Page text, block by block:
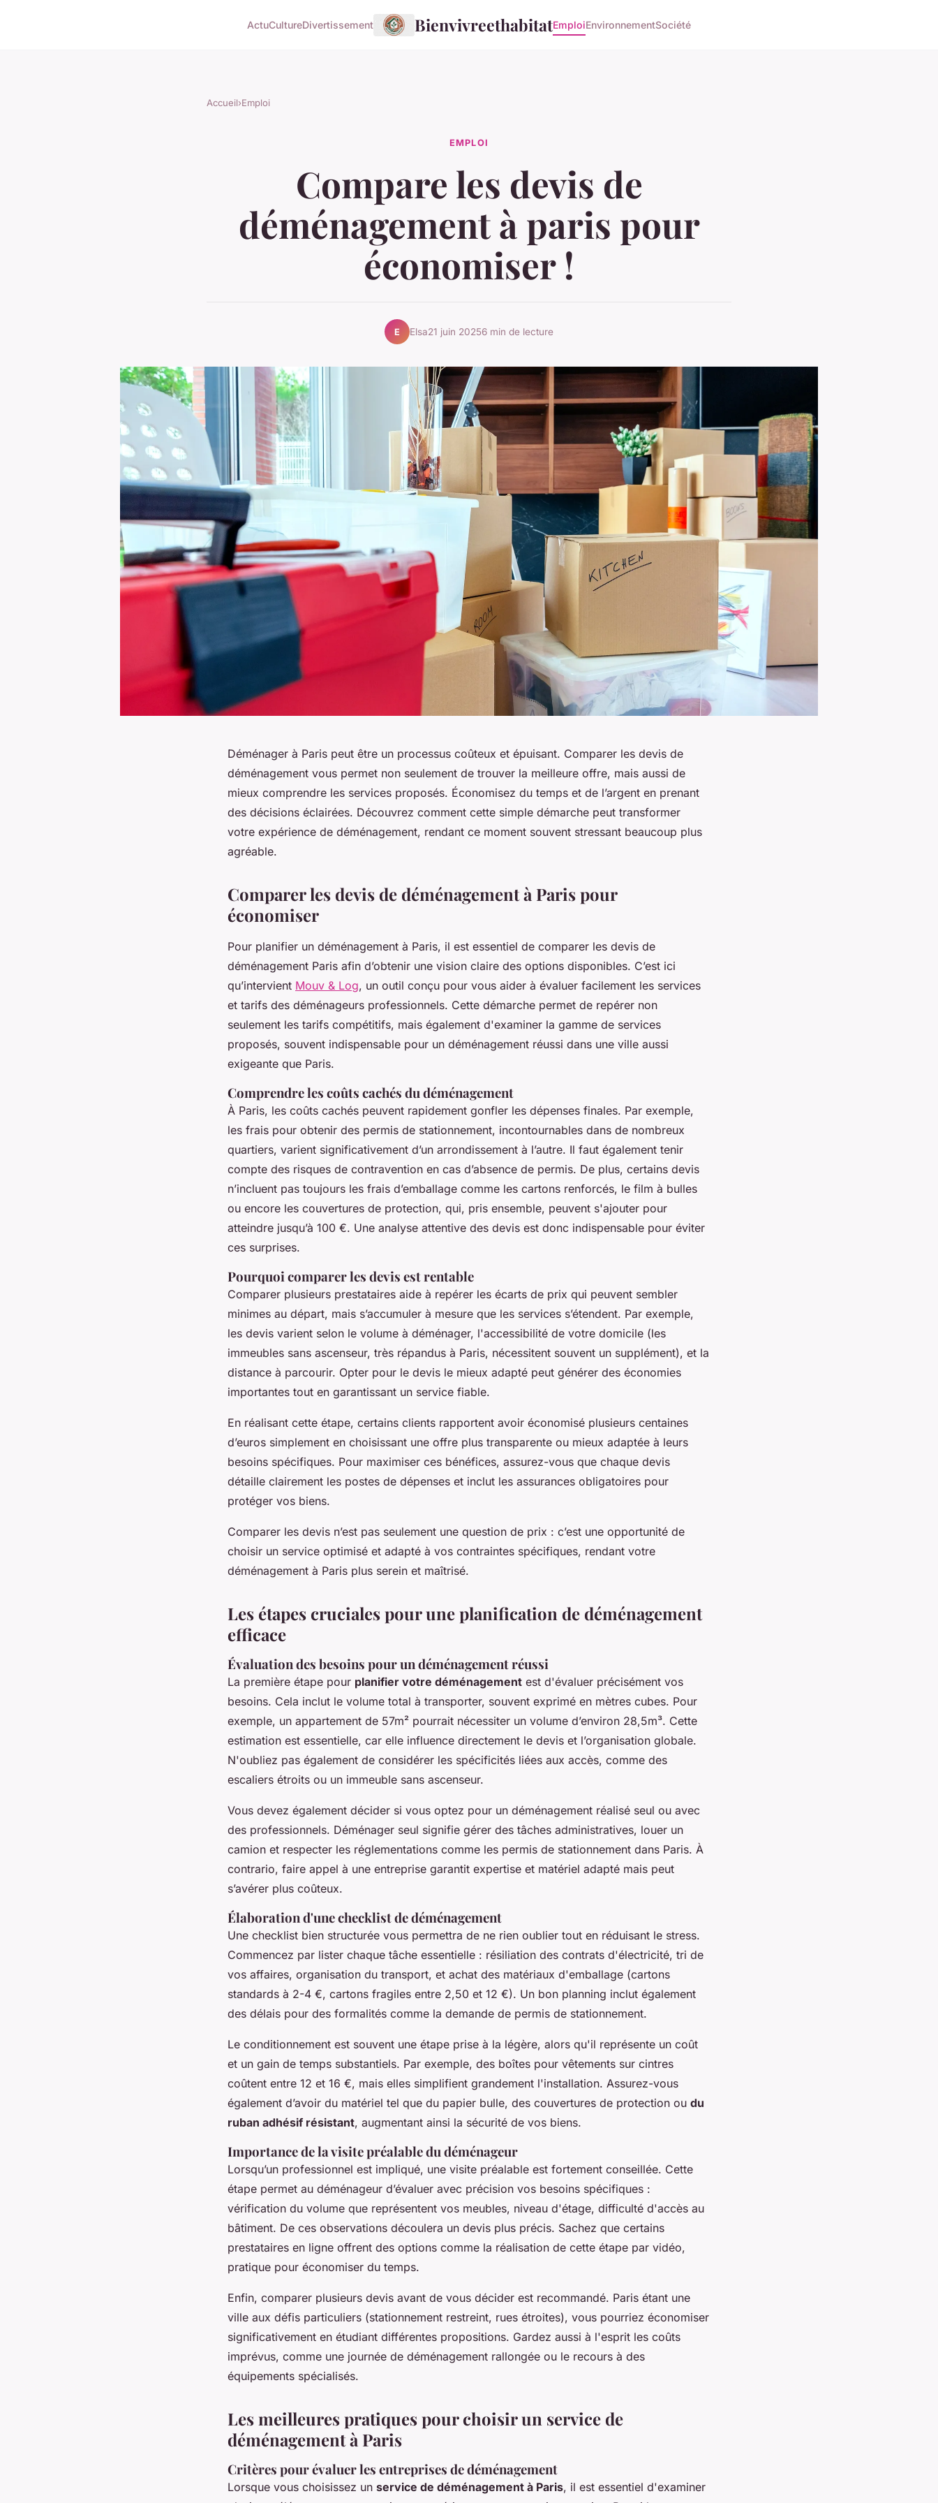
ActuCultureDivertissement BienvivreethabitatEmploiEnvironnementSociété
Accueil›Emploi
EMPLOI
Compare les devis de
déménagement à paris pour
économiser !
E Elsa21 juin 20256 min de lecture
Déménager à Paris peut être un processus coûteux et épuisant. Comparer les devis de
déménagement vous permet non seulement de trouver la meilleure offre, mais aussi de
mieux comprendre les services proposés. Économisez du temps et de l’argent en prenant
des décisions éclairées. Découvrez comment cette simple démarche peut transformer
votre expérience de déménagement, rendant ce moment souvent stressant beaucoup plus
agréable.
Comparer les devis de déménagement à Paris pour
économiser
Pour planifier un déménagement à Paris, il est essentiel de comparer les devis de
déménagement Paris afin d’obtenir une vision claire des options disponibles. C’est ici
qu’intervient Mouv & Log, un outil conçu pour vous aider à évaluer facilement les services
et tarifs des déménageurs professionnels. Cette démarche permet de repérer non
seulement les tarifs compétitifs, mais également d'examiner la gamme de services
proposés, souvent indispensable pour un déménagement réussi dans une ville aussi
exigeante que Paris.
Comprendre les coûts cachés du déménagement
À Paris, les coûts cachés peuvent rapidement gonfler les dépenses finales. Par exemple,
les frais pour obtenir des permis de stationnement, incontournables dans de nombreux
quartiers, varient significativement d’un arrondissement à l’autre. Il faut également tenir
compte des risques de contravention en cas d’absence de permis. De plus, certains devis
n’incluent pas toujours les frais d’emballage comme les cartons renforcés, le film à bulles
ou encore les couvertures de protection, qui, pris ensemble, peuvent s'ajouter pour
atteindre jusqu’à 100 €. Une analyse attentive des devis est donc indispensable pour éviter
ces surprises.
Pourquoi comparer les devis est rentable
Comparer plusieurs prestataires aide à repérer les écarts de prix qui peuvent sembler
minimes au départ, mais s’accumuler à mesure que les services s’étendent. Par exemple,
les devis varient selon le volume à déménager, l'accessibilité de votre domicile (les
immeubles sans ascenseur, très répandus à Paris, nécessitent souvent un supplément), et la
distance à parcourir. Opter pour le devis le mieux adapté peut générer des économies
importantes tout en garantissant un service fiable.
En réalisant cette étape, certains clients rapportent avoir économisé plusieurs centaines
d’euros simplement en choisissant une offre plus transparente ou mieux adaptée à leurs
besoins spécifiques. Pour maximiser ces bénéfices, assurez-vous que chaque devis
détaille clairement les postes de dépenses et inclut les assurances obligatoires pour
protéger vos biens.
Comparer les devis n’est pas seulement une question de prix : c’est une opportunité de
choisir un service optimisé et adapté à vos contraintes spécifiques, rendant votre
déménagement à Paris plus serein et maîtrisé.
Les étapes cruciales pour une planification de déménagement
efficace
Évaluation des besoins pour un déménagement réussi
La première étape pour planifier votre déménagement est d'évaluer précisément vos
besoins. Cela inclut le volume total à transporter, souvent exprimé en mètres cubes. Pour
exemple, un appartement de 57m² pourrait nécessiter un volume d’environ 28,5m³. Cette
estimation est essentielle, car elle influence directement le devis et l’organisation globale.
N'oubliez pas également de considérer les spécificités liées aux accès, comme des
escaliers étroits ou un immeuble sans ascenseur.
Vous devez également décider si vous optez pour un déménagement réalisé seul ou avec
des professionnels. Déménager seul signifie gérer des tâches administratives, louer un
camion et respecter les réglementations comme les permis de stationnement dans Paris. À
contrario, faire appel à une entreprise garantit expertise et matériel adapté mais peut
s’avérer plus coûteux.
Élaboration d'une checklist de déménagement
Une checklist bien structurée vous permettra de ne rien oublier tout en réduisant le stress.
Commencez par lister chaque tâche essentielle : résiliation des contrats d'électricité, tri de
vos affaires, organisation du transport, et achat des matériaux d'emballage (cartons
standards à 2-4 €, cartons fragiles entre 2,50 et 12 €). Un bon planning inclut également
des délais pour des formalités comme la demande de permis de stationnement.
Le conditionnement est souvent une étape prise à la légère, alors qu'il représente un coût
et un gain de temps substantiels. Par exemple, des boîtes pour vêtements sur cintres
coûtent entre 12 et 16 €, mais elles simplifient grandement l'installation. Assurez-vous
également d’avoir du matériel tel que du papier bulle, des couvertures de protection ou du
ruban adhésif résistant, augmentant ainsi la sécurité de vos biens.
Importance de la visite préalable du déménageur
Lorsqu’un professionnel est impliqué, une visite préalable est fortement conseillée. Cette
étape permet au déménageur d’évaluer avec précision vos besoins spécifiques :
vérification du volume que représentent vos meubles, niveau d'étage, difficulté d'accès au
bâtiment. De ces observations découlera un devis plus précis. Sachez que certains
prestataires en ligne offrent des options comme la réalisation de cette étape par vidéo,
pratique pour économiser du temps.
Enfin, comparer plusieurs devis avant de vous décider est recommandé. Paris étant une
ville aux défis particuliers (stationnement restreint, rues étroites), vous pourriez économiser
significativement en étudiant différentes propositions. Gardez aussi à l'esprit les coûts
imprévus, comme une journée de déménagement rallongée ou le recours à des
équipements spécialisés.
Les meilleures pratiques pour choisir un service de
déménagement à Paris
Critères pour évaluer les entreprises de déménagement
Lorsque vous choisissez un service de déménagement à Paris, il est essentiel d'examiner